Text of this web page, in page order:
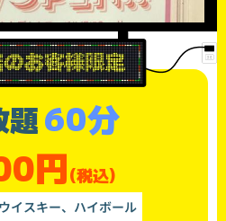
題60分
円(税込)
ウイスキー、ハイボール